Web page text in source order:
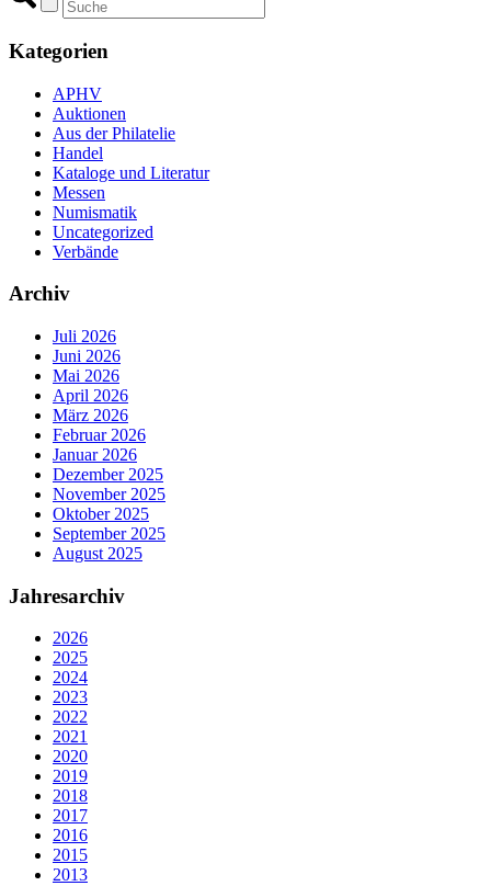
Kategorien
APHV
Auktionen
Aus der Philatelie
Handel
Kataloge und Literatur
Messen
Numismatik
Uncategorized
Verbände
Archiv
Juli 2026
Juni 2026
Mai 2026
April 2026
März 2026
Februar 2026
Januar 2026
Dezember 2025
November 2025
Oktober 2025
September 2025
August 2025
Jahresarchiv
2026
2025
2024
2023
2022
2021
2020
2019
2018
2017
2016
2015
2013